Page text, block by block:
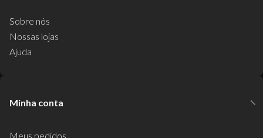
Sobre nós
Nossas lojas
Ajuda
Minha conta
Meus pedidos